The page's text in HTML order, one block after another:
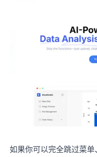
如果你可以完全跳过菜